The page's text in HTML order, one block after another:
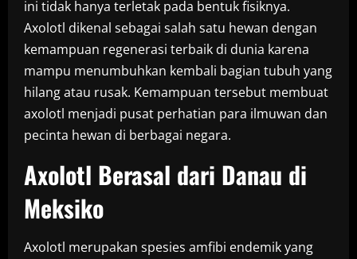
ini tidak hanya terletak pada bentuk fisiknya.
Axolotl dikenal sebagai salah satu hewan dengan
kemampuan regenerasi terbaik di dunia karena
mampu menumbuhkan kembali bagian tubuh yang
hilang atau rusak. Kemampuan tersebut membuat
axolotl menjadi pusat perhatian para ilmuwan dan
pecinta hewan di berbagai negara.
Axolotl Berasal dari Danau di
Meksiko
Axolotl merupakan spesies amfibi endemik yang